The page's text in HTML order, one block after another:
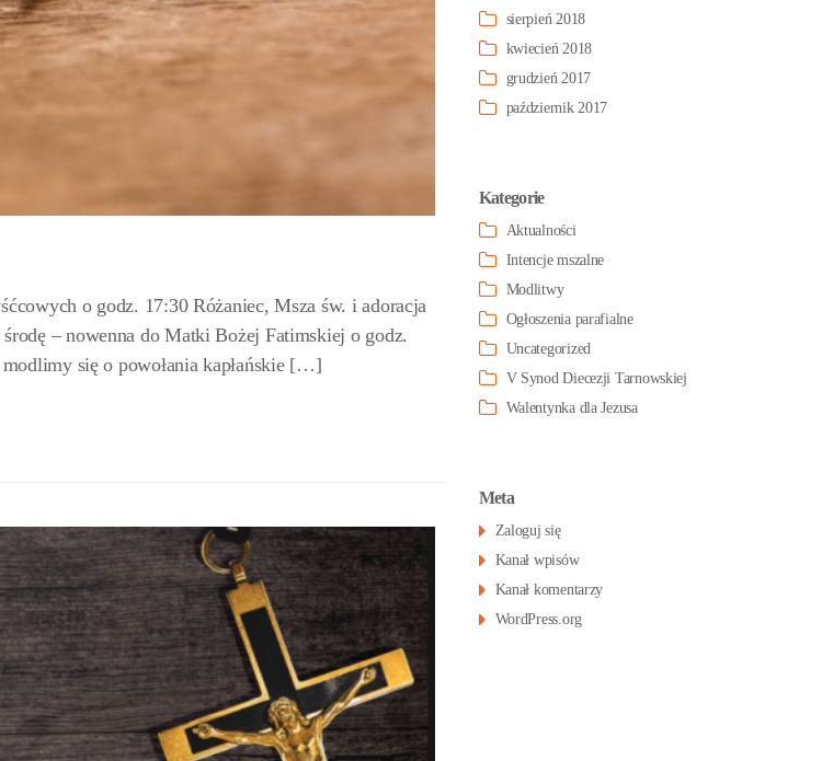
o godz. 17:30 Różaniec, Msza św. i adoracja
– nowenna do Matki Bożej Fatimskiej o godz.
się o powołania kapłańskie […]
sierpień 2018
kwiecień 2018
grudzień 2017
październik 2017
Kategorie
Aktualności
Intencje mszalne
Modlitwy
Ogłoszenia parafialne
Uncategorized
V Synod Diecezji Tarnowskiej
Walentynka dla Jezusa
Meta
Zaloguj się
Kanał wpisów
Kanał komentarzy
WordPress.org